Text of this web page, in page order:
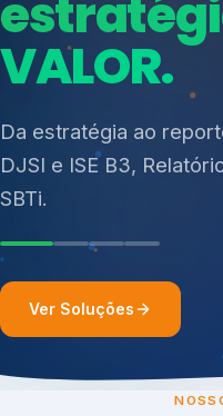
Consultoria, auditoria e
ISO 27701, ISO 42001,
14001, ISO 45001,
resíduos sólidos
Mudanças Climáticas
Reputação e Cadeia
Reporte Regulatório
Ver Soluções